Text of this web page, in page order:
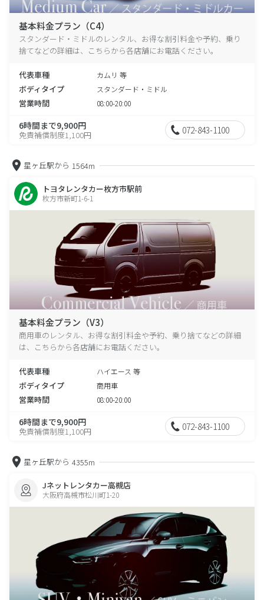
基本料金プラン（C4）
スタンダード・ミドルのレンタル、お得な割引料金や予約、乗り
捨てなどの詳細は、こちらから各店舗にお電話ください。
代表車種 カムリ 等
ボディタイプ スタンダード・ミドル
営業時間 08:00-20:00
6時間まで9,900円
免責補償制度1,100円 072-843-1100
星ヶ丘駅から 1564m
トヨタレンタカー枚方市駅前
枚方市新町1-6-1
基本料金プラン（V3）
商用車のレンタル、お得な割引料金や予約、乗り捨てなどの詳細
は、こちらから各店舗にお電話ください。
代表車種 ハイエース 等
ボディタイプ 商用車
営業時間 08:00-20:00
6時間まで9,900円
免責補償制度1,100円 072-843-1100
星ヶ丘駅から 4355m
Jネットレンタカー高槻店
大阪府高槻市松川町1-20